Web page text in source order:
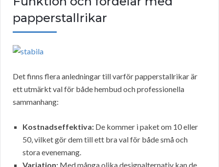
papperstallrikar
Det finns flera anledningar till varför papperstallrikar är
ett utmärkt val för både hembud och professionella
sammanhang:
Kostnadseffektiva: De kommer i paket om 10 eller
50, vilket gör dem till ett bra val för både små och
stora evenemang.
Variation: Med många olika designalternativ kan de